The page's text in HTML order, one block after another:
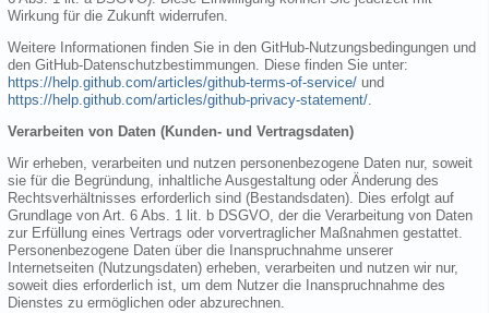
Wirkung für die Zukunft widerrufen.
Weitere Informationen finden Sie in den GitHub-Nutzungsbedingungen und
den GitHub-Datenschutzbestimmungen. Diese finden Sie unter:
https://help.github.com/articles/github-terms-of-service/ und
https://help.github.com/articles/github-privacy-statement/.
Verarbeiten von Daten (Kunden- und Vertragsdaten)
Wir erheben, verarbeiten und nutzen personenbezogene Daten nur, soweit
sie für die Begründung, inhaltliche Ausgestaltung oder Änderung des
Rechtsverhältnisses erforderlich sind (Bestandsdaten). Dies erfolgt auf
Grundlage von Art. 6 Abs. 1 lit. b DSGVO, der die Verarbeitung von Daten
zur Erfüllung eines Vertrags oder vorvertraglicher Maßnahmen gestattet.
Personenbezogene Daten über die Inanspruchnahme unserer
Internetseiten (Nutzungsdaten) erheben, verarbeiten und nutzen wir nur,
soweit dies erforderlich ist, um dem Nutzer die Inanspruchnahme des
Dienstes zu ermöglichen oder abzurechnen.